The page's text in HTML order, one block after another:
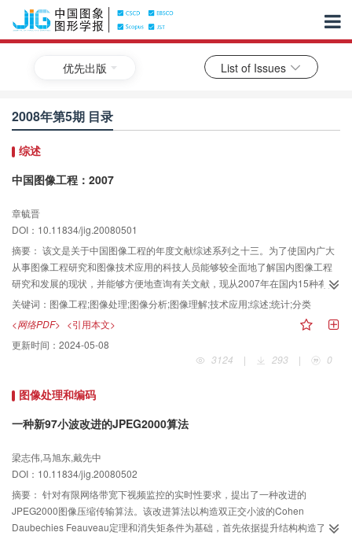
优先出版 List of Issues
2008年第5期 目录
综述
中国图像工程：2007
章毓晋
DOI：10.11834/jig.20080501
摘要： 该文是关于中国图像工程的年度文献综述系列之十三。为了使国内广大
从事图像工程研究和图像技术应用的科技人员能够较全面地了解国内图像工程
研究和发展的现状，并能够方便地查询有关文献，现从2007年在国内15种有关
图像工程重要中文期刊的共118期上发表的3 312篇学术研究和技术应用文献
中，选取出895篇属于图像工程领域的文献，并根据各文献的主要内容将其分别
归入图像处理、图像分析、图像理解、技术应用和综述5个大类，然后进一步分
入23个专业小类（与去年相同）。在此基础上还进行了各期刊各类文献的统计
和分析。根据统计分析结果可看到我国图像工程在2007年许多新进展的情况。
增加并达到历史最高，显示了图像工程研究在中国继续发展的趋势。
关键词： 图像工程;图像处理;图像分析;图像理解;技术应用;综述;统计;分类
<网络PDF> <引用本文>
更新时间： 2024-05-08
3124
| 293 | 0
图像处理和编码
一种新97小波改进的JPEG2000算法
梁志伟,马旭东,戴先中
DOI：10.11834/jig.20080502
摘要： 针对有限网络带宽下视频监控的实时性要求，提出了一种改进的
JPEG2000图像压缩传输算法。该改进算法以构造双正交小波的Cohen
Daubechies Feauveau定理和消失矩条件为基础，首先依据提升结构构造了一